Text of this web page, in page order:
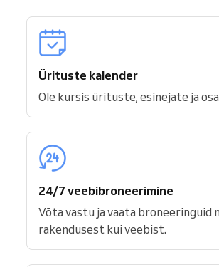
Ürituste kalender
Ole kursis ürituste, esinejate ja
24/7 veebibroneerimine
Võta vastu ja vaata broneeringuid
rakendusest kui veebist.